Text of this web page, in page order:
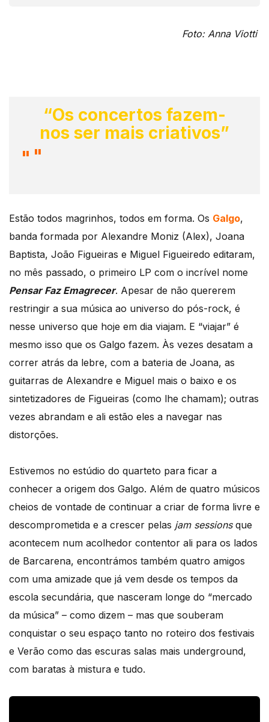
Foto: Anna Viotti
“Os concertos fazem-
nos ser mais criativos”
Estão todos magrinhos, todos em forma. Os Galgo,
banda formada por Alexandre Moniz (Alex), Joana
Baptista, João Figueiras e Miguel Figueiredo editaram,
no mês passado, o primeiro LP com o incrível nome
Pensar Faz Emagrecer. Apesar de não quererem
restringir a sua música ao universo do pós-rock, é
nesse universo que hoje em dia viajam. E “viajar” é
mesmo isso que os Galgo fazem. Às vezes desatam a
correr atrás da lebre, com a bateria de Joana, as
guitarras de Alexandre e Miguel mais o baixo e os
sintetizadores de Figueiras (como lhe chamam); outras
vezes abrandam e ali estão eles a navegar nas
distorções.
Estivemos no estúdio do quarteto para ficar a
conhecer a origem dos Galgo. Além de quatro músicos
cheios de vontade de continuar a criar de forma livre e
descomprometida e a crescer pelas jam sessionsque
acontecem num acolhedor contentor ali para os lados
de Barcarena, encontrámos também quatro amigos
com uma amizade que já vem desde os tempos da
escola secundária, que nasceram longe do “mercado
da música” – como dizem – mas que souberam
conquistar o seu espaço tanto no roteiro dos festivais
e Verão como das escuras salas mais underground,
com baratas à mistura e tudo.